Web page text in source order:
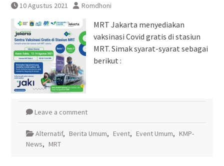
10 Agustus 2021 Romdhoni
MRT Jakarta menyediakan
vaksinasi Covid gratis di stasiun
MRT. Simak syarat-syarat sebagai
berikut :
Leave a comment
Alternatif, Berita Umum, Event, Event Umum, KMP-
News, MRT